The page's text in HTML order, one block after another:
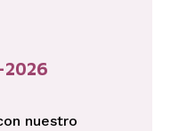
2026
nuestro